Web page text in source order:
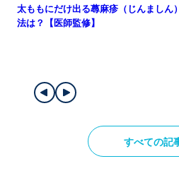
太ももにだけ出る蕁麻疹（じんましん
法は？【医師監修】
すべての記